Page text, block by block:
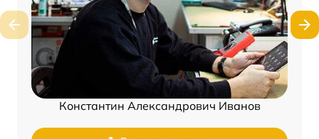
Константин Александрович Иванов